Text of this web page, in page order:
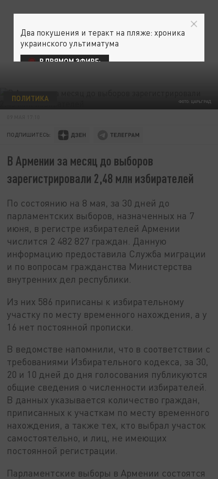
ФОТО: ЦАРЬГРАД
ПОЛИТИКА
ПОДПИШИТЕСЬ:
В Армении за месяц до выборов
зарегистрировали 2,48 млн избирателей
По состоянию на 8 мая, за 30 дней до
парламентских выборов, назначенных на 7
июня, в регистре избирателей Армении
числится 2 482 827 граждан. Данную
информацию предоставила Служба миграции
и по вопросам гражданства Министерства
внутренних дел республики.
Из них 586 приписаны к избирательному
участку по месту временного нахождения, а у
16 нет постоянной прописки.
В ведомстве напомнили, что в соответствии с
требованиями Избирательного кодекса, за 30,
20 и 10 дней до дня голосования публикуются
общие сведения о численности избирателей.
В данных указывается количество граждан,
приписанных к участкам по месту временного
нахождения, а также тех, кто выбрал участок
самостоятельно, и лиц, не имеющих
постоянной регистрации.
Парламентские выборы в Армении состоятся
Два покушения и теракт на пляже: хроника
украинского ультиматума
В ПРЯМОМ ЭФИРЕ: